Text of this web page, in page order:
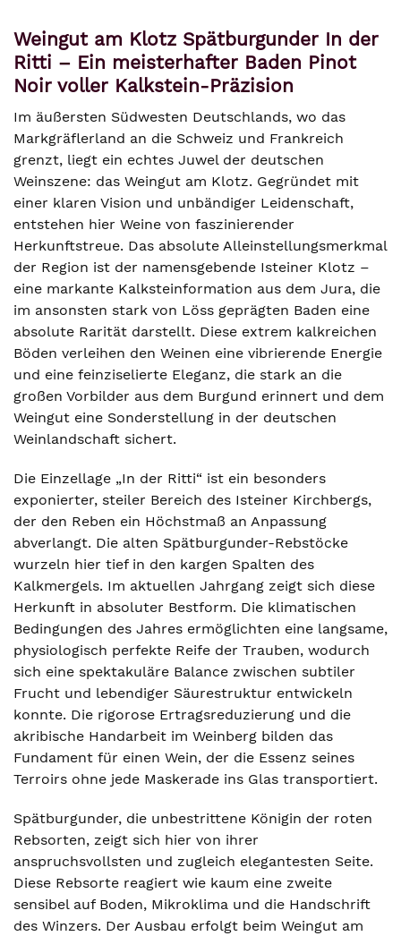
Weingut am Klotz Spätburgunder In der
Ritti – Ein meisterhafter Baden Pinot
Noir voller Kalkstein-Präzision
Im äußersten Südwesten Deutschlands, wo das
Markgräflerland an die Schweiz und Frankreich
grenzt, liegt ein echtes Juwel der deutschen
Weinszene: das Weingut am Klotz. Gegründet mit
einer klaren Vision und unbändiger Leidenschaft,
entstehen hier Weine von faszinierender
Herkunftstreue. Das absolute Alleinstellungsmerkmal
der Region ist der namensgebende Isteiner Klotz –
eine markante Kalksteinformation aus dem Jura, die
im ansonsten stark von Löss geprägten Baden eine
absolute Rarität darstellt. Diese extrem kalkreichen
Böden verleihen den Weinen eine vibrierende Energie
und eine feinziselierte Eleganz, die stark an die
großen Vorbilder aus dem Burgund erinnert und dem
Weingut eine Sonderstellung in der deutschen
Weinlandschaft sichert.
Die Einzellage „In der Ritti“ ist ein besonders
exponierter, steiler Bereich des Isteiner Kirchbergs,
der den Reben ein Höchstmaß an Anpassung
abverlangt. Die alten Spätburgunder-Rebstöcke
wurzeln hier tief in den kargen Spalten des
Kalkmergels. Im aktuellen Jahrgang zeigt sich diese
Herkunft in absoluter Bestform. Die klimatischen
Bedingungen des Jahres ermöglichten eine langsame,
physiologisch perfekte Reife der Trauben, wodurch
sich eine spektakuläre Balance zwischen subtiler
Frucht und lebendiger Säurestruktur entwickeln
konnte. Die rigorose Ertragsreduzierung und die
akribische Handarbeit im Weinberg bilden das
Fundament für einen Wein, der die Essenz seines
Terroirs ohne jede Maskerade ins Glas transportiert.
Spätburgunder, die unbestrittene Königin der roten
Rebsorten, zeigt sich hier von ihrer
anspruchsvollsten und zugleich elegantesten Seite.
Diese Rebsorte reagiert wie kaum eine zweite
sensibel auf Boden, Mikroklima und die Handschrift
des Winzers. Der Ausbau erfolgt beim Weingut am